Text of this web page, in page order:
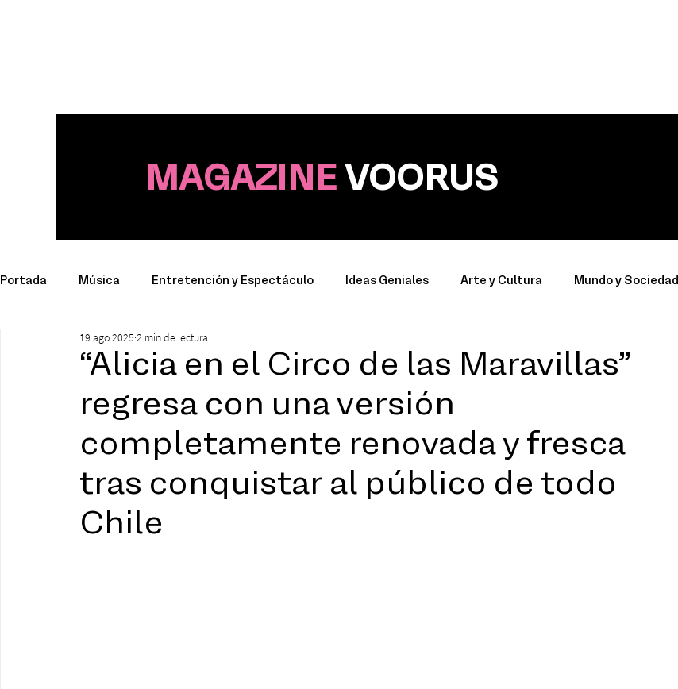
MAGAZINE VOORUS
Portada Música Entretención y Espectáculo Ideas Geniales Arte y Cultura Mundo y Sociedad
Productos y Marcas
“Alicia en el Circo de las Maravillas”
regresa con una versión
completamente renovada y fresca
tras conquistar al público de todo
Chile
19 ago 2025 2 min de lectura